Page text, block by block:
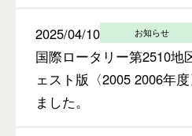
2025/04/10 お知らせ
国際ロータリー第2510地
ェスト版〈2005 2006年
ました。